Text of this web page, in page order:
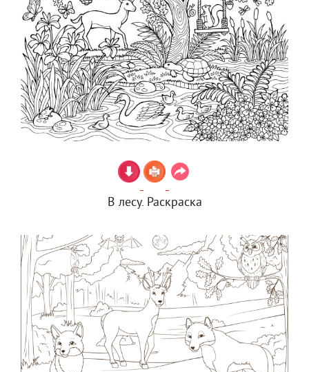
В лесу. Раскраска